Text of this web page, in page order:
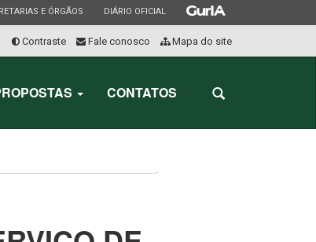
E ÓRGÃOS ESTADO
DIÁRIO OFICIAL ESTADO
Contraste Fale conosco Mapa do site
Abrir
busca
CONTATOS